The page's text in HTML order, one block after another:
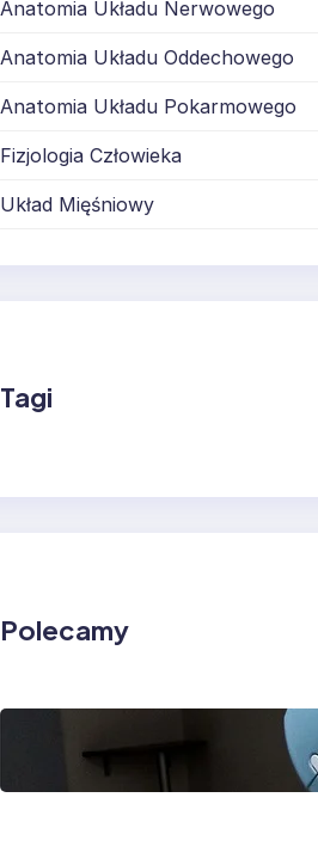
Anatomia Układu Nerwowego
Anatomia Układu Oddechowego
Anatomia Układu Pokarmowego
Fizjologia Człowieka
Układ Mięśniowy
Tagi
Polecamy
magnetyczny w
Lesznie i Zielonej